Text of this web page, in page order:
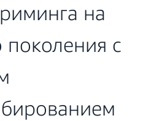
на
поколения с